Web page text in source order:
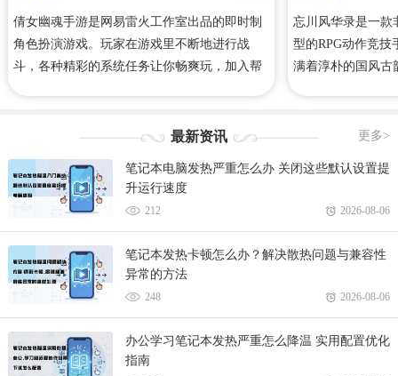
倩女幽魂手游是网易雷火工作室出品的即时制
角色扮演游戏。玩家在游戏里不断地进行战
斗，各种精彩的系统任务让你畅爽玩，加入帮
游攻略、礼包码、手游下载等等！
忘川风华录是一款
型的RPG动作竞技
满着淳朴的国风古
风华录专区，里
游戏网！
更多>
最新资讯
笔记本电脑发热严重怎么办 关闭这些默认设置提
升运行速度
212 2026-08-06
笔记本发热卡顿怎么办？解决散热问题与兼容性
异常的方法
248 2026-08-06
办公学习笔记本发热严重怎么降温 实用配置优化
指南